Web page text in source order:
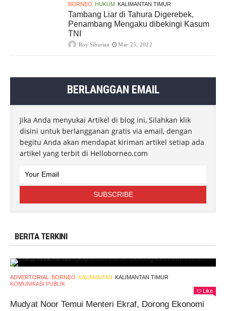
BORNEO HUKUM KALIMANTAN TIMUR
Tambang Liar di Tahura Digerebek,
Penambang Mengaku dibekingi Kasum
TNI
Roy Siburian Mar 25, 2022
BERLANGGAN EMAIL
Jika Anda menyukai Artikel di blog ini, Silahkan klik
disini untuk berlangganan gratis via email, dengan
begitu Anda akan mendapat kiriman artikel setiap ada
artikel yang terbit di Helloborneo.com
BERITA TERKINI
ADVERTORIAL BORNEO KALIMANTAN KALIMANTAN TIMUR
KOMUNIKASI PUBLIK
Like
Mudyat Noor Temui Menteri Ekraf, Dorong Ekonomi